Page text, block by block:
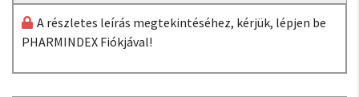
A részletes leírás megtekintéséhez, kérjük, lépjen be
PHARMINDEX Fiókjával!